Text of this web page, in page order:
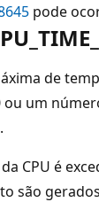
pode
de
ou um
CPU é
são